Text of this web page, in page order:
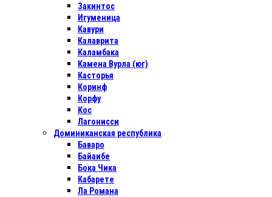
Закинтос
Игуменица
Кавури
Калаврита
Каламбака
Камена Вурла (юг)
Касторья
Коринф
Корфу
Кос
Лагонисси
Доминиканская республика
Баваро
Байаибе
Бока Чика
Кабарете
Ла Романа